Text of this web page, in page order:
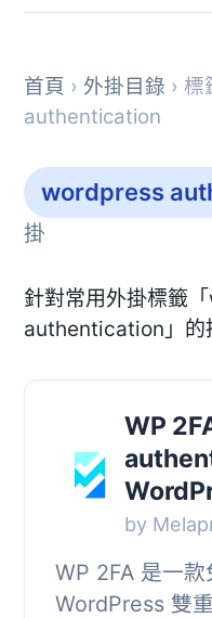
首頁 › 外掛目錄 ›
authentication
wordpress
掛
針對常用外掛標籤
authentication」的
WP
by
WP 2FA 是一
WordPress 雙